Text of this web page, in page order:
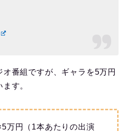
番組ですが、ギャラを5万円
す。
万円（1本あたりの出演